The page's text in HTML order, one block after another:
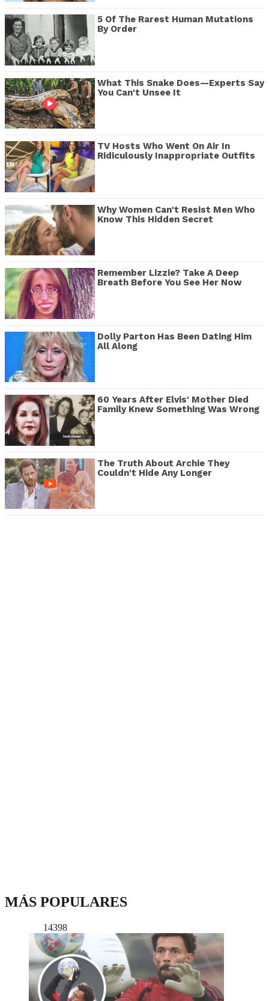
5 Of The Rarest Human Mutations
By Order
What This Snake Does—Experts Say
You Can't Unsee It
TV Hosts Who Went On Air In
Ridiculously Inappropriate Outfits
Why Women Can't Resist Men Who
Know This Hidden Secret
Remember Lizzie? Take A Deep
Breath Before You See Her Now
Dolly Parton Has Been Dating Him
All Along
60 Years After Elvis' Mother Died
Family Knew Something Was Wrong
The Truth About Archie They
Couldn't Hide Any Longer
MÁS POPULARES
14398